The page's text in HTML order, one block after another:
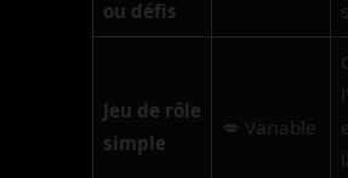
ou défis
Jeu de rôle
simple
💋 Variable